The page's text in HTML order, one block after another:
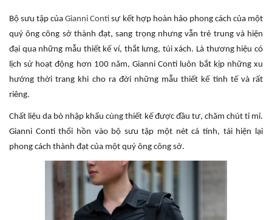
Bộ sưu tập củaGianni Conti sự kết hợp hoàn hảo phong cách của một
quý ông công sở thành đạt, sang trọng nhưng vẫn trẻ trung và hiện
đại qua những mẫu thiết kế ví, thắt lưng, túi xách. Là thương hiệu có
lịch sử hoạt động hơn 100 năm, Gianni Conti luôn bắt kịp những xu
hướng thời trang khi cho ra đời những mẫu thiết kế tinh tế và rất
riêng.
Chất liệu da bò nhập khẩu cùng thiết kế được đầu tư, chăm chút tỉ mỉ.
Gianni Conti thổi hồn vào bộ sưu tập một nét cá tính, tái hiện lại
phong cách thành đạt của một quý ông công sở.